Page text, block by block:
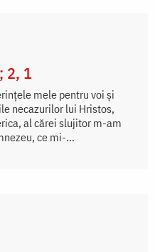
2, 1
mele pentru voi și
necazurilor lui Hristos,
al cărei slujitor m-am
ce mi-...